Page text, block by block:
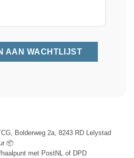
Bolderweg 2a, 8243 RD Lelystad
📦
met PostNL of DPD